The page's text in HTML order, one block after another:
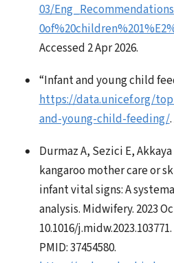
03/
Accessed 2 Apr 2026.
“Infant and young child
https://data.unicef.org/
and-young-child-feeding/
Durmaz A, Sezici E,
kangaroo mother care or
infant vital signs: A
analysis. Midwifery. 2023
10.1016/
PMID: 37454580.